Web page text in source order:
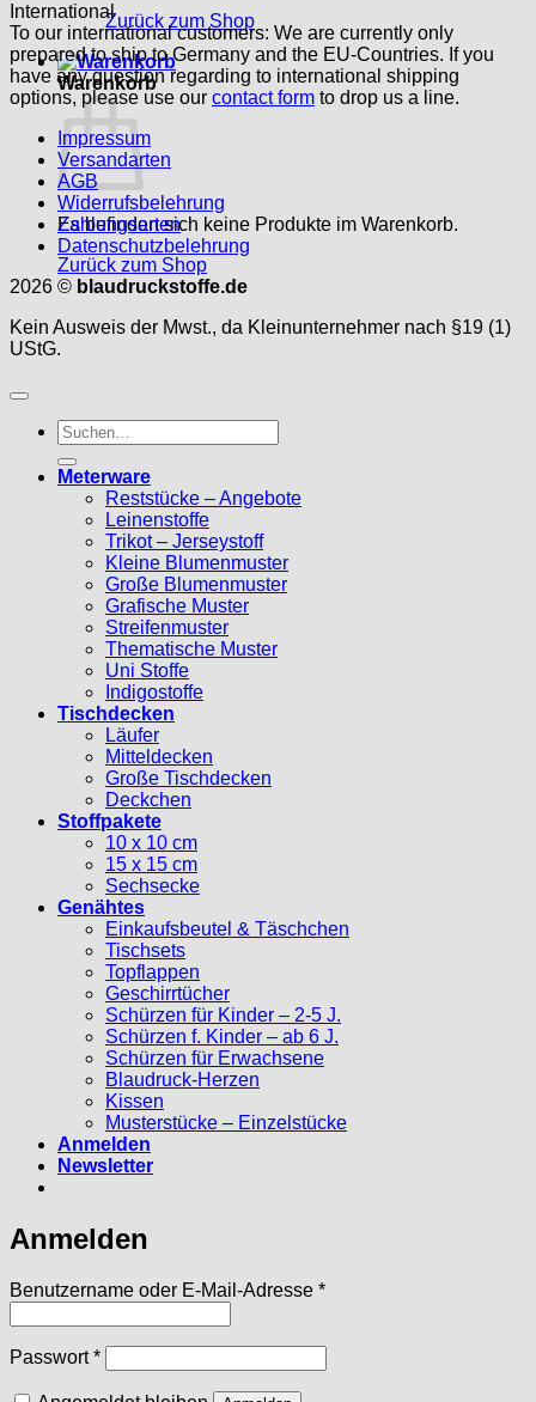
Zurück zum Shop
Warenkorb
Es befinden sich keine Produkte im Warenkorb.
Zurück zum Shop
International
To our international customers: We are currently only
prepared to ship to Germany and the EU-Countries. If you
have any question regarding to international shipping
options, please use our contact form to drop us a line.
Impressum
Versandarten
AGB
Widerrufsbelehrung
Zahlungsarten
Datenschutzbelehrung
2026 © blaudruckstoffe.de
Kein Ausweis der Mwst., da Kleinunternehmer nach §19 (1)
UStG.
Suche
nach:
Meterware
Reststücke – Angebote
Leinenstoffe
Trikot – Jerseystoff
Kleine Blumenmuster
Große Blumenmuster
Grafische Muster
Streifenmuster
Thematische Muster
Uni Stoffe
Indigostoffe
Tischdecken
Läufer
Mitteldecken
Große Tischdecken
Deckchen
Stoffpakete
10 x 10 cm
15 x 15 cm
Sechsecke
Genähtes
Einkaufsbeutel & Täschchen
Tischsets
Topflappen
Geschirrtücher
Schürzen für Kinder – 2-5 J.
Schürzen f. Kinder – ab 6 J.
Schürzen für Erwachsene
Blaudruck-Herzen
Kissen
Musterstücke – Einzelstücke
Anmelden
Newsletter
Anmelden
Benutzername oder E-Mail-Adresse *Erforderlich
Passwort*Erforderlich